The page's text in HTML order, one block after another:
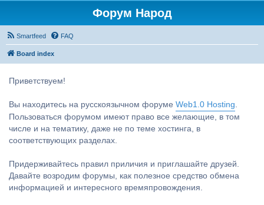
Форум Народ
Smartfeed FAQ
Board index
Приветствуем!
Вы находитесь на русскоязычном форуме Web1.0 Hosting.
Пользоваться форумом имеют право все желающие, в том
числе и на тематику, даже не по теме хостинга, в
соответствующих разделах.
Придерживайтесь правил приличия и приглашайте друзей.
Давайте возродим форумы, как полезное средство обмена
информацией и интересного времяпровождения.